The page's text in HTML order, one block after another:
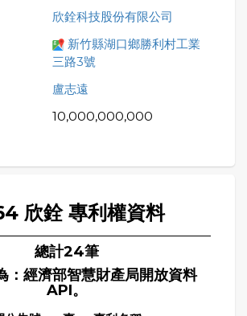
欣銓科技股份有限公司
新竹縣湖口鄉勝利村工業
三路3號
盧志遠
10,000,000,000
欣銓 專利權資料
總計24筆
：經濟部智慧財產局開放資料
API。